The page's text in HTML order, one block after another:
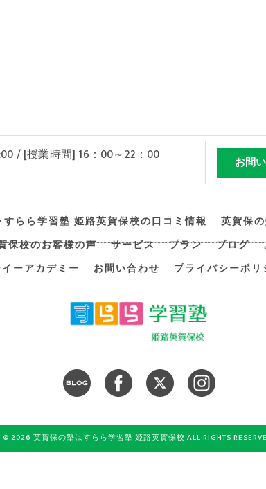
/ [授業時間] 16：00～22：00
お問
らら学習塾 姫路英賀保校の口コミ情報
英賀保
保校のお客様の声
サービス プラン ブログ
ーアカデミー
お問い合わせ プライバシーポリ
© 2026 英賀保の塾はすらら学習塾 姫路英賀保校 ALL RIGHTS